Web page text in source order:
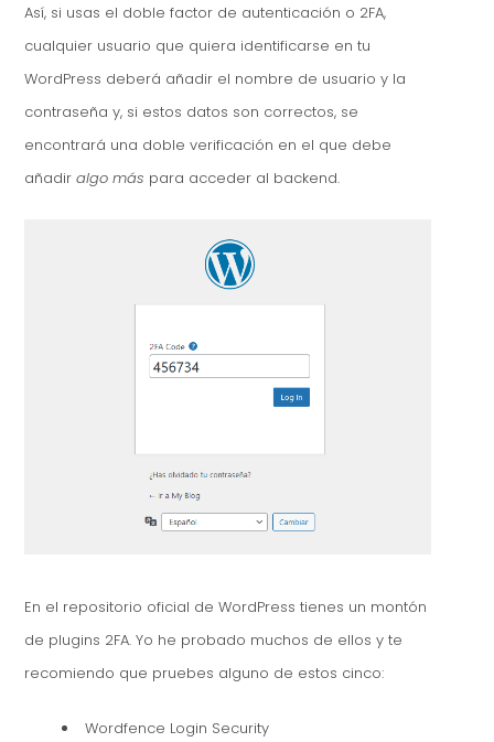
Así, si usas el doble factor de autenticación o 2FA,
cualquier usuario que quiera identificarse en tu
WordPress deberá añadir el nombre de usuario y la
contraseña y, si estos datos son correctos, se
encontrará una doble verificación en el que debe
añadiralgo más para acceder al backend.
En el repositorio oficial de WordPress tienes un montón
de plugins 2FA. Yo he probado muchos de ellos y te
recomiendo que pruebes alguno de estos cinco:
Wordfence Login Security